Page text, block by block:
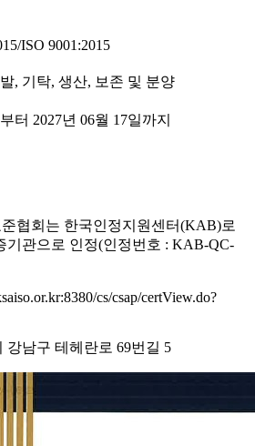
ISO 9001:2015
, 기탁, 생산, 보존 및 분양
터 2027년 06월 17일까지
협회는 한국인정지원센터(KAB)로
기관으로 인정(인정번호 : KAB-QC-
cs/csap/certView.do?
강남구 테헤란로 69번길 5